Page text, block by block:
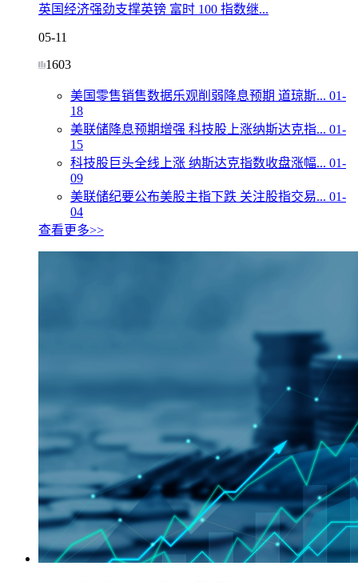
英国经济强劲支撑英镑 富时 100 指数继...
05-11
1603
美国零售销售数据乐观削弱降息预期 道琼斯... 01-
18
美联储降息预期增强 科技股上涨纳斯达克指... 01-
15
科技股巨头全线上涨 纳斯达克指数收盘涨幅... 01-
09
美联储纪要公布美股主指下跌 关注股指交易... 01-
04
查看更多>>